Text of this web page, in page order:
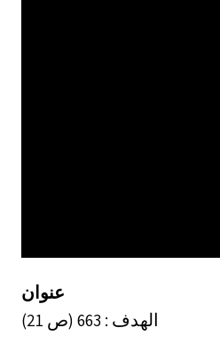
عنوان
الهدف : 663 (ص 21)